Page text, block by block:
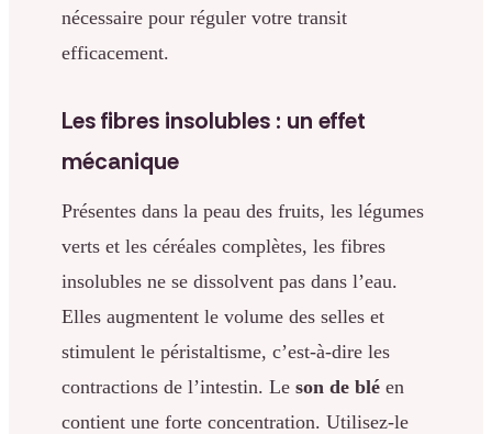
nécessaire pour réguler votre transit
efficacement.
Les fibres insolubles : un effet
mécanique
Présentes dans la peau des fruits, les légumes
verts et les céréales complètes, les fibres
insolubles ne se dissolvent pas dans l’eau.
Elles augmentent le volume des selles et
stimulent le péristaltisme, c’est-à-dire les
contractions de l’intestin. Le son de blé en
contient une forte concentration. Utilisez-le